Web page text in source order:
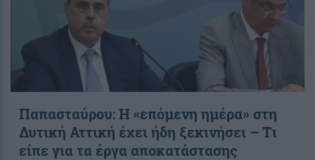
Παπασταύρου: Η «επόμενη ημέρα» στη
Δυτική Αττική έχει ήδη ξεκινήσει – Tι
είπε για τα έργα αποκατάστασης